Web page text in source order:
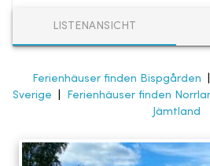
LISTENANSICHT
Ferienhäuser finden Bispgården
Sverige
Ferienhäuser finden
Jämtland